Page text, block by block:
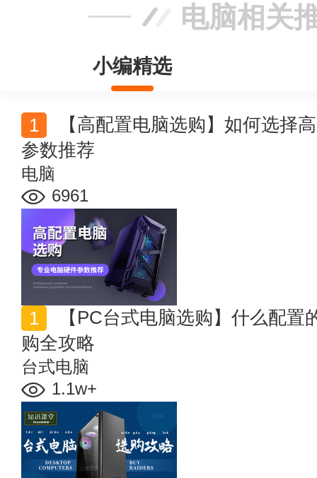
电脑相关
小编精选
参数推荐
电脑
6961
购全攻略
台式电脑
1.1w+